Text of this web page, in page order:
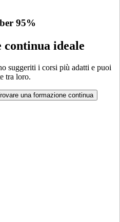
95%
ideale
suggeriti i corsi più adatti e puoi
tra loro.
una formazione continua